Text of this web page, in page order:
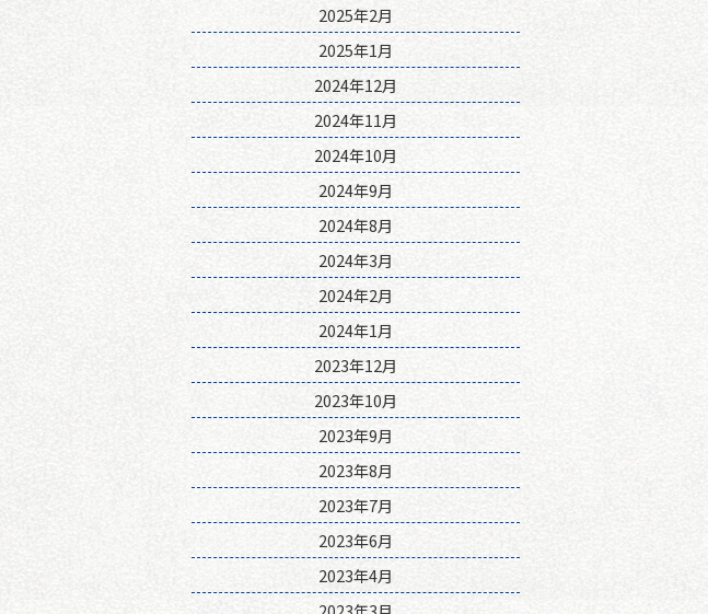
2025年2月
2025年1月
2024年12月
2024年11月
2024年10月
2024年9月
2024年8月
2024年3月
2024年2月
2024年1月
2023年12月
2023年10月
2023年9月
2023年8月
2023年7月
2023年6月
2023年4月